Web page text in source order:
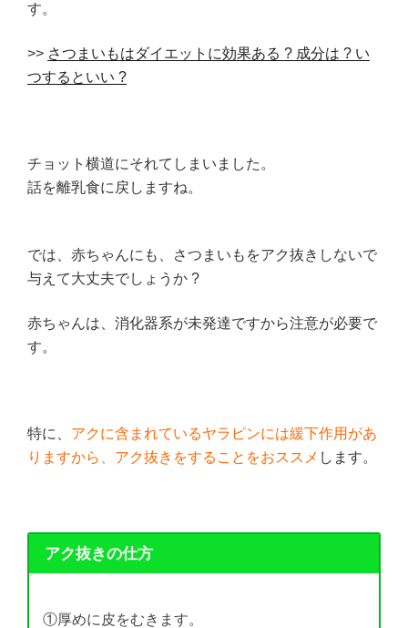
す。
>> さつまいもはダイエットに効果ある ? 成分は ? い
つするといい ?
チョット横道にそれてしまいました。
話を離乳食に戻しますね。
では、赤ちゃんにも、さつまいもをアク抜きしないで
与えて大丈夫でしょうか ?
赤ちゃんは、消化器系が未発達ですから注意が必要で
す。
特に、 アクに含まれているヤラピンには緩下作用があ
りますから、アク抜きをすることをおススメ します。
アク抜きの仕方
①厚めに皮をむきます。